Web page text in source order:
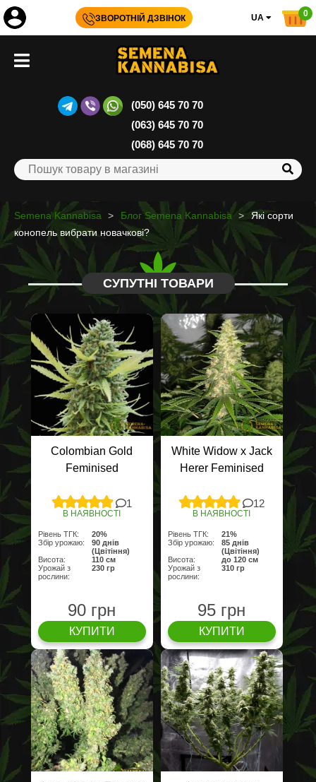
ЗВОРОТНІЙ ДЗВІНОК UA 0
(050) 645 70 70
(063) 645 70 70
(068) 645 70 70
Semena Kannabisa Блог Semena Kannabisa
Які сорти
конопель вибрати новачкові?
СУПУТНІ ТОВАРИ
Colombian Gold
Feminised
1
В НАЯВНОСТІ
Рівень ТГК:
20%
Збір урожаю:
90 днів
(Цвітіння)
Висота:
110 см
Урожай з
рослини:
230 гр
90 грн
КУПИТИ
White Widow x Jack
Herer Feminised
12
В НАЯВНОСТІ
Рівень ТГК:
21%
Збір урожаю:
85 днів
(Цвітіння)
Висота:
до 120 см
Урожай з
рослини:
310 гр
95 грн
КУПИТИ